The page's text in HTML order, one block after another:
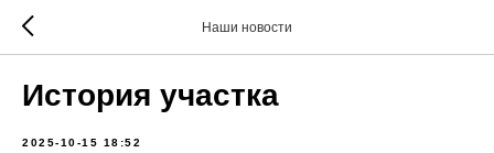
Наши новости
История участка
2025-10-15 18:52